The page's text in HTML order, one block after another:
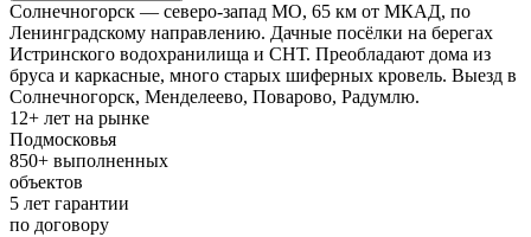
Солнечногорск — северо-запад МО, 65 км от МКАД, по
Ленинградскому направлению. Дачные посёлки на берегах
Истринского водохранилища и СНТ. Преобладают дома из
бруса и каркасные, много старых шиферных кровель. Выезд в
Солнечногорск, Менделеево, Поварово, Радумлю.
12+ лет на рынке
Подмосковья
850+ выполненных
объектов
5 лет гарантии
по договору